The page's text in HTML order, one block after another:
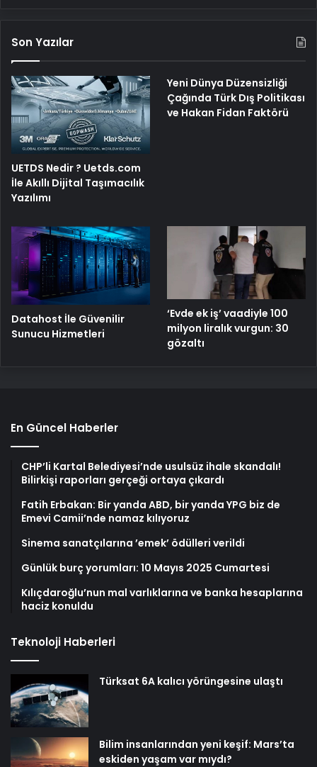
Son Yazılar
UETDS Nedir ? Uetds.com
İle Akıllı Dijital Taşımacılık
Yazılımı
Yeni Dünya Düzensizliği
Çağında Türk Dış Politikası
ve Hakan Fidan Faktörü
Datahost İle Güvenilir
Sunucu Hizmetleri
‘Evde ek iş’ vaadiyle 100
milyon liralık vurgun: 30
gözaltı
En Güncel Haberler
CHP’li Kartal Belediyesi’nde usulsüz ihale skandalı!
Bilirkişi raporları gerçeği ortaya çıkardı
Fatih Erbakan: Bir yanda ABD, bir yanda YPG biz de
Emevi Camii’nde namaz kılıyoruz
Sinema sanatçılarına ’emek’ ödülleri verildi
Günlük burç yorumları: 10 Mayıs 2025 Cumartesi
Kılıçdaroğlu’nun mal varlıklarına ve banka hesaplarına
haciz konuldu
Teknoloji Haberleri
Türksat 6A kalıcı yörüngesine ulaştı
Bilim insanlarından yeni keşif: Mars’ta
eskiden yaşam var mıydı?